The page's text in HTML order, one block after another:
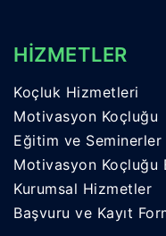
HİZMETLER
Koçluk Hizmetleri
Motivasyon Koçluğu
Eğitim ve Seminerler
Motivasyon Koçluğu
Kurumsal Hizmetler
Başvuru ve Kayıt